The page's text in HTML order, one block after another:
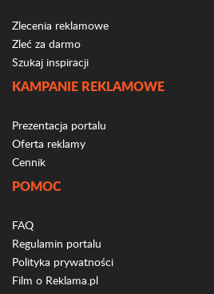
Zlecenia reklamowe
Zleć za darmo
Szukaj inspiracji
KAMPANIE REKLAMOWE
Prezentacja portalu
Oferta reklamy
Cennik
POMOC
FAQ
Regulamin portalu
Polityka prywatności
Film o Reklama.pl